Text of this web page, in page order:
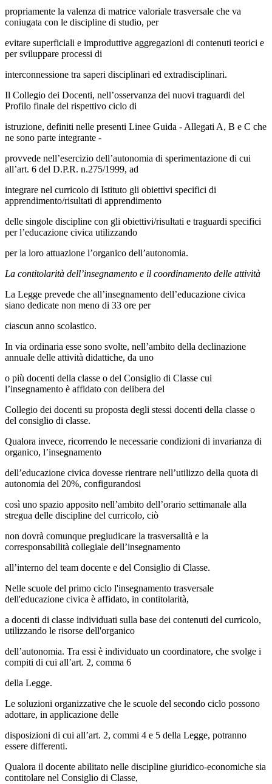
propriamente la valenza di matrice valoriale trasversale che va
coniugata con le discipline di studio, per
evitare superficiali e improduttive aggregazioni di contenuti teorici e
per sviluppare processi di
interconnessione tra saperi disciplinari ed extradisciplinari.
Il Collegio dei Docenti, nell’osservanza dei nuovi traguardi del
Profilo finale del rispettivo ciclo di
istruzione, definiti nelle presenti Linee Guida - Allegati A, B e C che
ne sono parte integrante -
provvede nell’esercizio dell’autonomia di sperimentazione di cui
all’art. 6 del D.P.R. n.275/1999, ad
integrare nel curricolo di Istituto gli obiettivi specifici di
apprendimento/risultati di apprendimento
delle singole discipline con gli obiettivi/risultati e traguardi specifici
per l’educazione civica utilizzando
per la loro attuazione l’organico dell’autonomia.
La contitolarità dell’insegnamento e il coordinamento delle attività
La Legge prevede che all’insegnamento dell’educazione civica
siano dedicate non meno di 33 ore per
ciascun anno scolastico.
In via ordinaria esse sono svolte, nell’ambito della declinazione
annuale delle attività didattiche, da uno
o più docenti della classe o del Consiglio di Classe cui
l’insegnamento è affidato con delibera del
Collegio dei docenti su proposta degli stessi docenti della classe o
del consiglio di classe.
Qualora invece, ricorrendo le necessarie condizioni di invarianza di
organico, l’insegnamento
dell’educazione civica dovesse rientrare nell’utilizzo della quota di
autonomia del 20%, configurandosi
così uno spazio apposito nell’ambito dell’orario settimanale alla
stregua delle discipline del curricolo, ciò
non dovrà comunque pregiudicare la trasversalità e la
corresponsabilità collegiale dell’insegnamento
all’interno del team docente e del Consiglio di Classe.
Nelle scuole del primo ciclo l'insegnamento trasversale
dell'educazione civica è affidato, in contitolarità,
a docenti di classe individuati sulla base dei contenuti del curricolo,
utilizzando le risorse dell'organico
dell’autonomia. Tra essi è individuato un coordinatore, che svolge i
compiti di cui all’art. 2, comma 6
della Legge.
Le soluzioni organizzative che le scuole del secondo ciclo possono
adottare, in applicazione delle
disposizioni di cui all’art. 2, commi 4 e 5 della Legge, potranno
essere differenti.
Qualora il docente abilitato nelle discipline giuridico-economiche sia
contitolare nel Consiglio di Classe,